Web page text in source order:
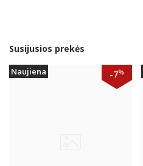
Susijusios prekės
Naujiena -7%